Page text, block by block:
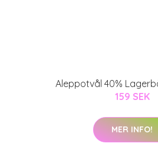
Aleppotvål 40%
159 SEK
MER INFO!